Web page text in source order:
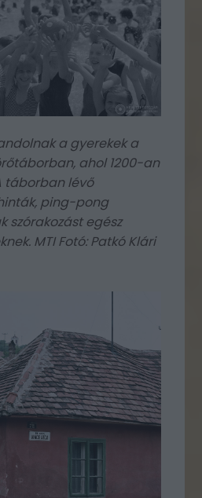
a gyerekek a
ahol 1200-an
táborban lévő
ping-pong
szórakozást egész
MTI Fotó: Patkó Klári